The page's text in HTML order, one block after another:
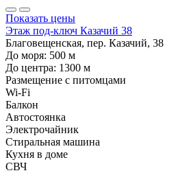
Показать цены
Этаж под-ключ Казачий 38
Благовещенская, пер. Казачий, 38
До моря: 500 м
До центра: 1300 м
Размещение с питомцами
Wi-Fi
Балкон
Автостоянка
Электрочайник
Стиральная машина
Кухня в доме
СВЧ